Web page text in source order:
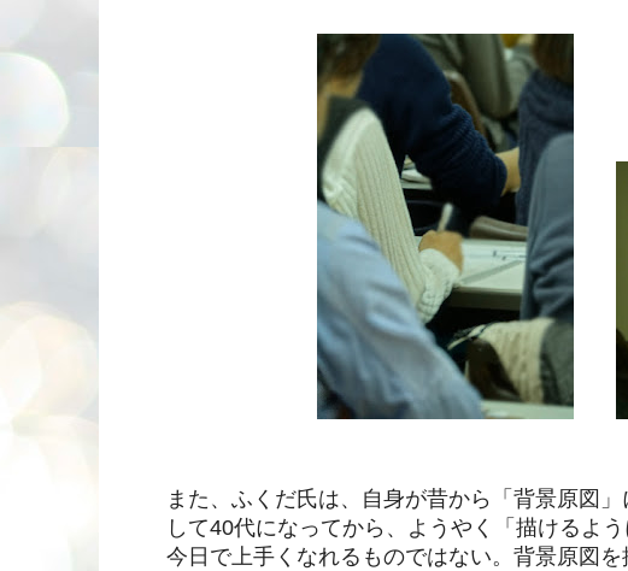
また、ふくだ氏は、自身が昔から「背景原図
して40代になってから、ようやく「描けるよ
今日で上手くなれるものではない。背景原図